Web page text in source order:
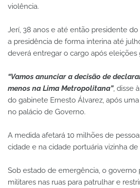
violência.
Jerí, 38 anos e até então presidente
a presidência de forma interina até
deverá entregar o cargo após eleições
“Vamos anunciar a decisão de
menos na Lima Metropolitana”, disse
do gabinete Ernesto Álvarez, após
no palácio de Governo.
A medida afetará 10 milhões de
cidade e na cidade portuária vizinha de
Sob estado de emergência, o governo
militares nas ruas para patrulhar e